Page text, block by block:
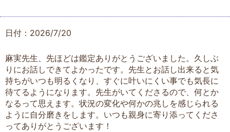
日付：2026/7/20
麻実先生、先ほどは鑑定ありがとうございました。久しぶ
りにお話しできてよかったです。先生とお話し出来ると気
持ちがいつも明るくなり、すぐに叶いにくい事でも気長に
待てるようになります。先生がいてくださるので、何とか
なるって思えます。状況の変化や何かの兆しを感じられる
ように自分磨きをします。いつも親身に寄り添ってくださ
ってありがとうございます！